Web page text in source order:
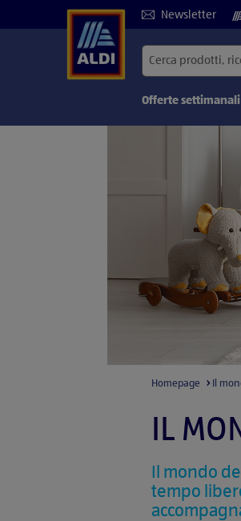
Newsletter
Offerte settimanali
Homepage Il
IL
Il mondo
tempo